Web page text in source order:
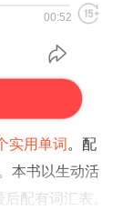
00:52
实用单词 。配
本书以生动活
配有词汇表。